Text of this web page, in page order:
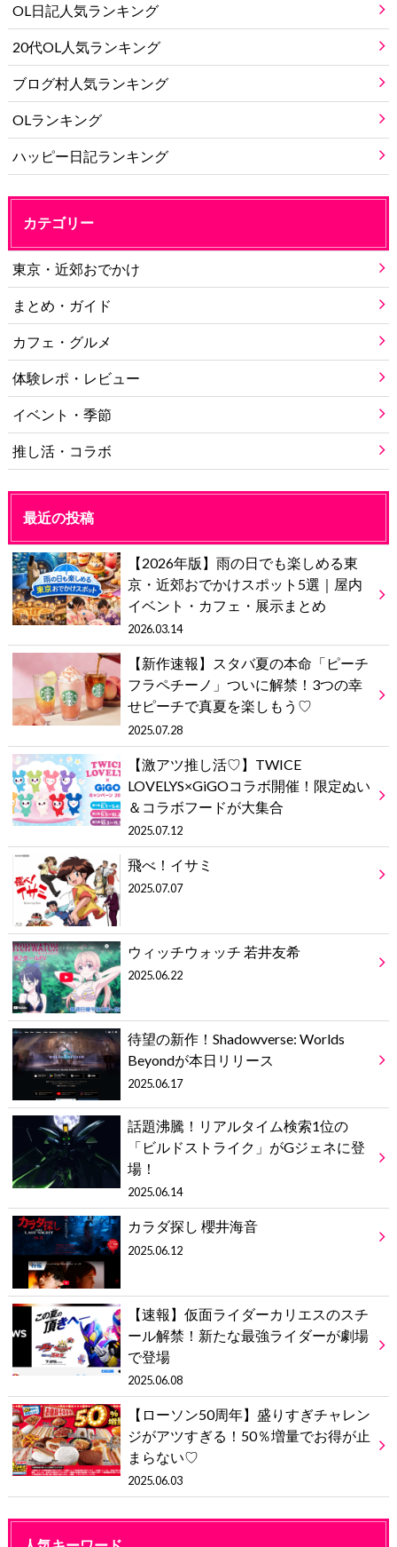
OL日記人気ランキング
20代OL人気ランキング
ブログ村人気ランキング
OLランキング
ハッピー日記ランキング
カテゴリー
東京・近郊おでかけ
まとめ・ガイド
カフェ・グルメ
体験レポ・レビュー
イベント・季節
推し活・コラボ
最近の投稿
【2026年版】雨の日でも楽しめる東
京・近郊おでかけスポット5選｜屋内
イベント・カフェ・展示まとめ
2026.03.14
【新作速報】スタバ夏の本命「ピーチ
フラペチーノ」ついに解禁！3つの幸
せピーチで真夏を楽しもう♡
2025.07.28
【激アツ推し活♡】TWICE
LOVELYS×GiGOコラボ開催！限定ぬい
＆コラボフードが大集合
2025.07.12
飛べ！イサミ
2025.07.07
ウィッチウォッチ 若井友希
2025.06.22
待望の新作！Shadowverse: Worlds
Beyondが本日リリース
2025.06.17
話題沸騰！リアルタイム検索1位の
「ビルドストライク」がGジェネに登
場！
2025.06.14
カラダ探し 櫻井海音
2025.06.12
【速報】仮面ライダーカリエスのスチ
ール解禁！新たな最強ライダーが劇場
で登場
2025.06.08
【ローソン50周年】盛りすぎチャレン
ジがアツすぎる！50％増量でお得が止
まらない♡
2025.06.03